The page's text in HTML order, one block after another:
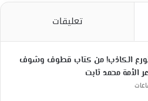
تعليقات
الكاذب! من كتاب قطوف وشوف
الأمة محمد ثابت